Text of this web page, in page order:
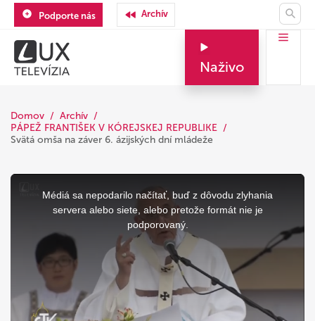
Podporte nás Archív
Naživo
Domov
Archív
PÁPEŽ FRANTIŠEK V KÓREJSKEJ REPUBLIKE
Svätá omša na záver 6. ázijských dní mládeže
This
Médiá sa nepodarilo načítať, buď z dôvodu zlyhania
servera alebo siete, alebo pretože formát nie je
podporovaný.